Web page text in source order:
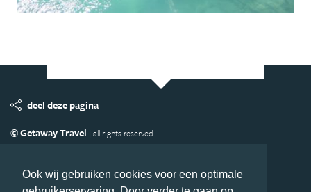
Ook wij gebruiken cookies voor een optimale
deel deze pagina
© Getaway Travel | all rights reserved
Copyright
Privacy statement Disclaimer
Cookies